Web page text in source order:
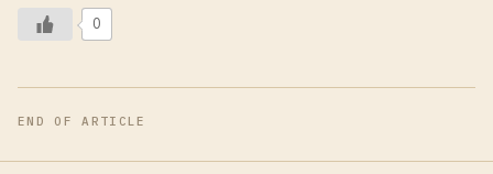
0
END OF ARTICLE